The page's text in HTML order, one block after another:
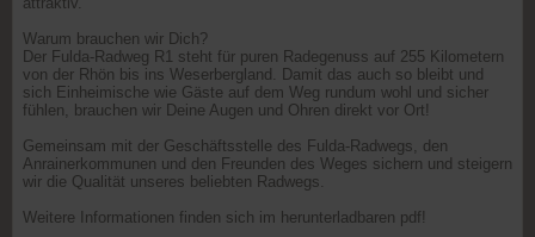
Warum brauchen wir Dich?
Der Fulda-Radweg R1 steht für puren Radegenuss auf 255 Kilometern
von der Rhön bis ins Weserbergland. Damit das auch so bleibt und
sich Einheimische wie Gäste auf dem Weg rundum wohl und sicher
fühlen, brauchen wir Deine Augen und Ohren direkt vor Ort!
Gemeinsam mit der Geschäftsstelle des Fulda-Radwegs, den
Anrainerkommunen und den Freunden des Weges sichern und steigern
wir die Qualität unseres beliebten Radwegs.
Weitere Informationen finden sich im herunterladbaren pdf!